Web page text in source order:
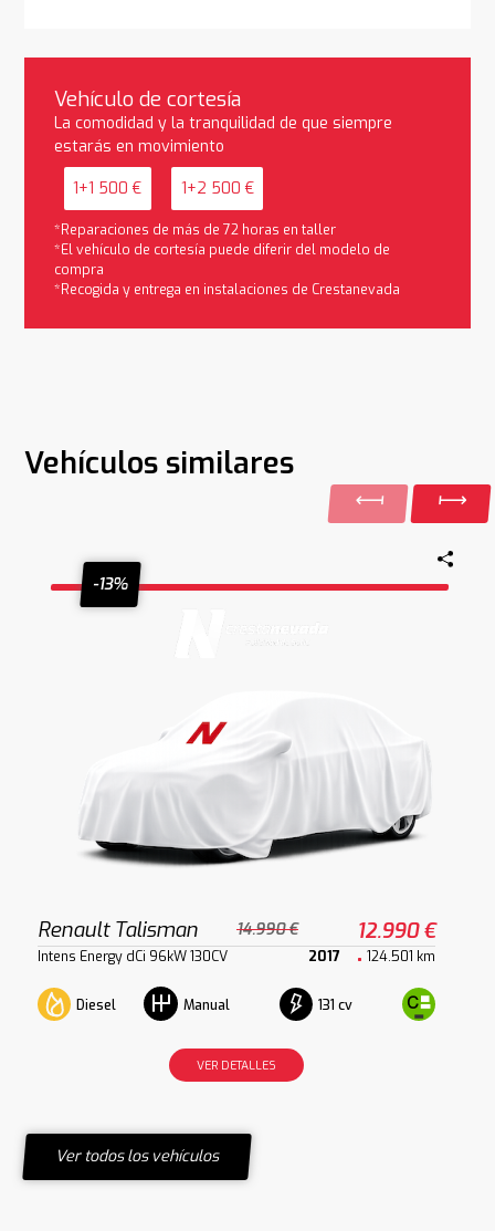
Vehículo de cortesía
La comodidad y la tranquilidad de que siempre
estarás en movimiento
1+1 500 € 1+2 500 €
*Reparaciones de más de 72 horas en taller
*El vehículo de cortesía puede diferir del modelo de
compra
*Recogida y entrega en instalaciones de Crestanevada
Vehículos similares
-13%
Renault Talisman 14.990 € 12.990 €
Intens Energy dCi 96kW 130CV 2017 124.501 km
Diesel Manual 131 cv
VER DETALLES
Ver todos los vehículos